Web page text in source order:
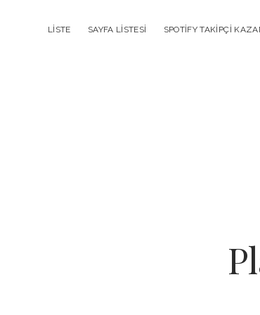
LISTE SAYFA LISTESI SPOTIFY TAKIPÇI